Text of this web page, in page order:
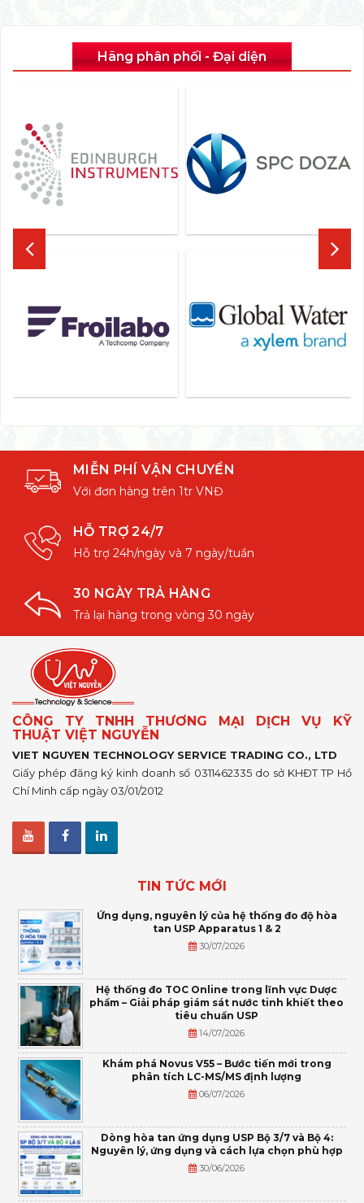
Hãng phân phối - Đại diện
MIỄN PHÍ VẬN CHUYỂN
Với đơn hàng trên 1tr VNĐ
HỖ TRỢ 24/7
Hỗ trợ 24h/ngày và 7 ngày/tuần
30 NGÀY TRẢ HÀNG
Trả lại hàng trong vòng 30 ngày
CÔNG TY TNHH THƯƠNG MẠI DỊCH VỤ KỸ
THUẬT VIỆT NGUYỄN
VIET NGUYEN TECHNOLOGY SERVICE TRADING CO., LTD
Giấy phép đăng ký kinh doanh số 0311462335 do sở KHĐT TP Hồ
Chí Minh cấp ngày 03/01/2012
TIN TỨC MỚI
Ứng dụng, nguyên lý của hệ thống đo độ hòa
tan USP Apparatus 1 & 2
30/07/2026
Hệ thống đo TOC Online trong lĩnh vực Dược
phẩm – Giải pháp giám sát nước tinh khiết theo
tiêu chuẩn USP
14/07/2026
Khám phá Novus V55 – Bước tiến mới trong
phân tích LC-MS/MS định lượng
06/07/2026
Dòng hòa tan ứng dụng USP Bộ 3/7 và Bộ 4:
Nguyên lý, ứng dụng và cách lựa chọn phù hợp
30/06/2026